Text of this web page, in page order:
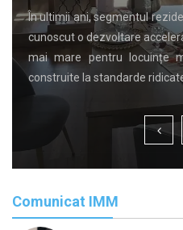
În ultimii ani, segmentul
cunoscut o dezvoltare
mai mare pentru locuințe
construite la standarde
Comunicat IMM